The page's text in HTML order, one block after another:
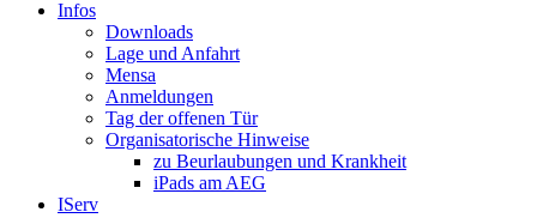
Infos
Downloads
Lage und Anfahrt
Mensa
Anmeldungen
Tag der offenen Tür
Organisatorische Hinweise
zu Beurlaubungen und Krankheit
iPads am AEG
IServ